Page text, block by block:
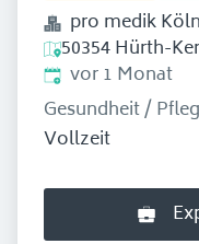
pro medik
50354 Hürth-
Erschienen:
vor 1 Monat
Gesundheit /
Vollzeit